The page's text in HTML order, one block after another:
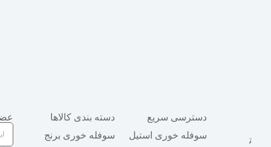
ت
دسته بندی کالاها
سوفله خوری برنج
دسترسی سریع
سوفله خوری استیل